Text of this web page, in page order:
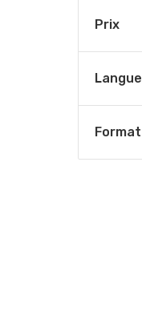
Prix
Langue
Format